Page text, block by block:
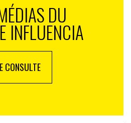
DU
INFLUENCIA
CONSULTE